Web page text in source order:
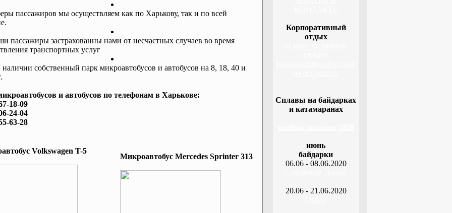
пассажиров мы осуществляем как по Харькову, так и по всей
пассажиры застрахованны нами от несчастных случаев во время
транспортных услуг
собственный парк микроавтобусов и автобусов на 8, 18, 40 и
и автобусов по телефонам в Харькове:
18-09
24-04
63-28
Volkswagen T-5
Микроавтобус Mеrcedes Sprinter 313
Корпоративный
отдых
Сплавы на байдарках
и катамаранах
июнь
байдарки
06.06 - 08.06.2020
20.06 - 21.06.2020